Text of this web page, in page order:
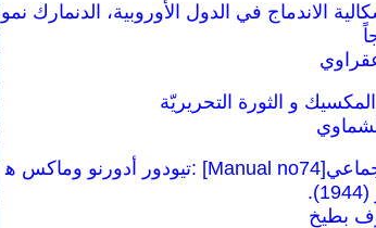
الاندماج في الدول الأوروبية، الدنمارك نمو
و الثورة التحريريّة
كراسات شيوعية :صناعة الثقافة التنوير كخداع جماعي[Manual no74] :تيودور أدورنو وماكس ه
بطيخ